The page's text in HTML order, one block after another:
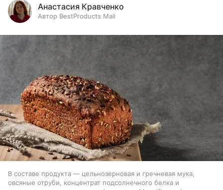
Анастасия Кравченко
Автор BestProducts Mail
В составе продукта — цельнозерновая и гречневая мука,
овсяные отруби, концентрат подсолнечного белка и